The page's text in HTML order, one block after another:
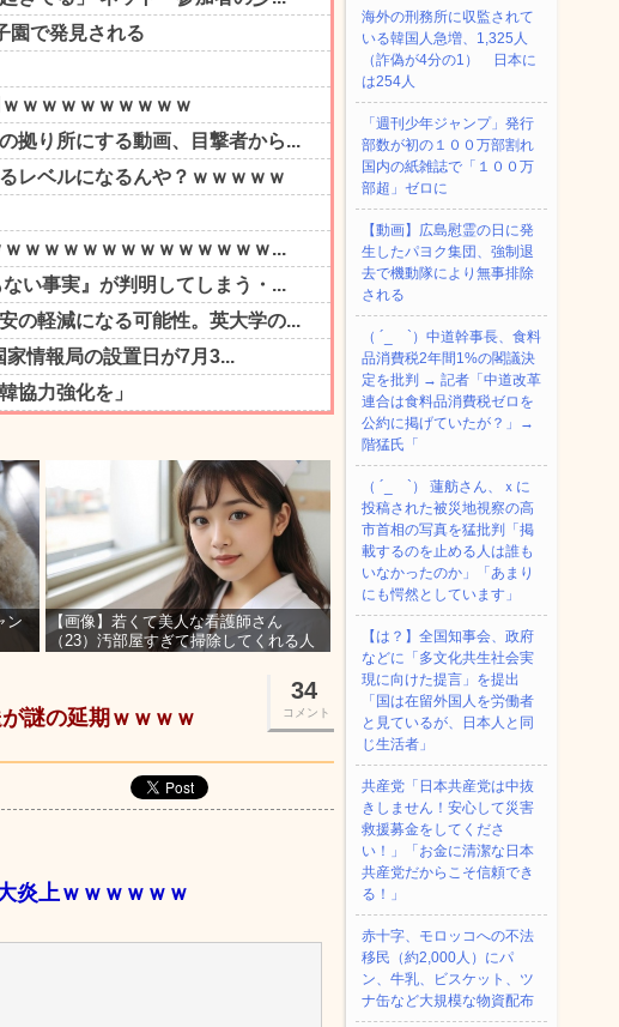
ン
【画像】若くて美人な看護師さん
（23）汚部屋すぎて掃除してくれる人
34
コメント
謎の延期ｗｗｗｗ
炎上ｗｗｗｗｗｗ
海外の刑務所に収監されて
いる韓国人急増、1,325人
（詐偽が4分の1） 日本に
は254人
「週刊少年ジャンプ」発行
部数が初の１００万部割れ
国内の紙雑誌で「１００万
部超」ゼロに
【動画】広島慰霊の日に発
生したパヨク集団、強制退
去で機動隊により無事排除
される
（ ´_ゝ`）中道幹事長、食料
品消費税2年間1%の閣議決
定を批判 → 記者「中道改革
連合は食料品消費税ゼロを
公約に掲げていたが？」→
階猛氏「
（ ´_ゝ`） 蓮舫さん、ｘに
投稿された被災地視察の高
市首相の写真を猛批判「掲
載するのを止める人は誰も
いなかったのか」「あまり
にも愕然としています」
【は？】全国知事会、政府
などに「多文化共生社会実
現に向けた提言」を提出
「国は在留外国人を労働者
と見ているが、日本人と同
じ生活者」
共産党「日本共産党は中抜
きしません！安心して災害
救援募金をしてくださ
い！」「お金に清潔な日本
共産党だからこそ信頼でき
る！」
赤十字、モロッコへの不法
移民（約2,000人）にパ
ン、牛乳、ビスケット、ツ
ナ缶など大規模な物資配布